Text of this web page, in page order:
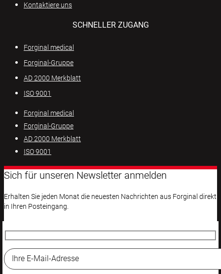
Kontaktiere uns
SCHNELLER ZUGANG
Forginal medical
Forginal-Gruppe
AD 2000 Merkblatt
ISO 9001
Forginal medical
Forginal-Gruppe
AD 2000 Merkblatt
ISO 9001
Sich für unseren Newsletter anmelden
Erhalten Sie jeden Monat die neuesten Nachrichten aus Forginal direkt
in Ihren Posteingang.